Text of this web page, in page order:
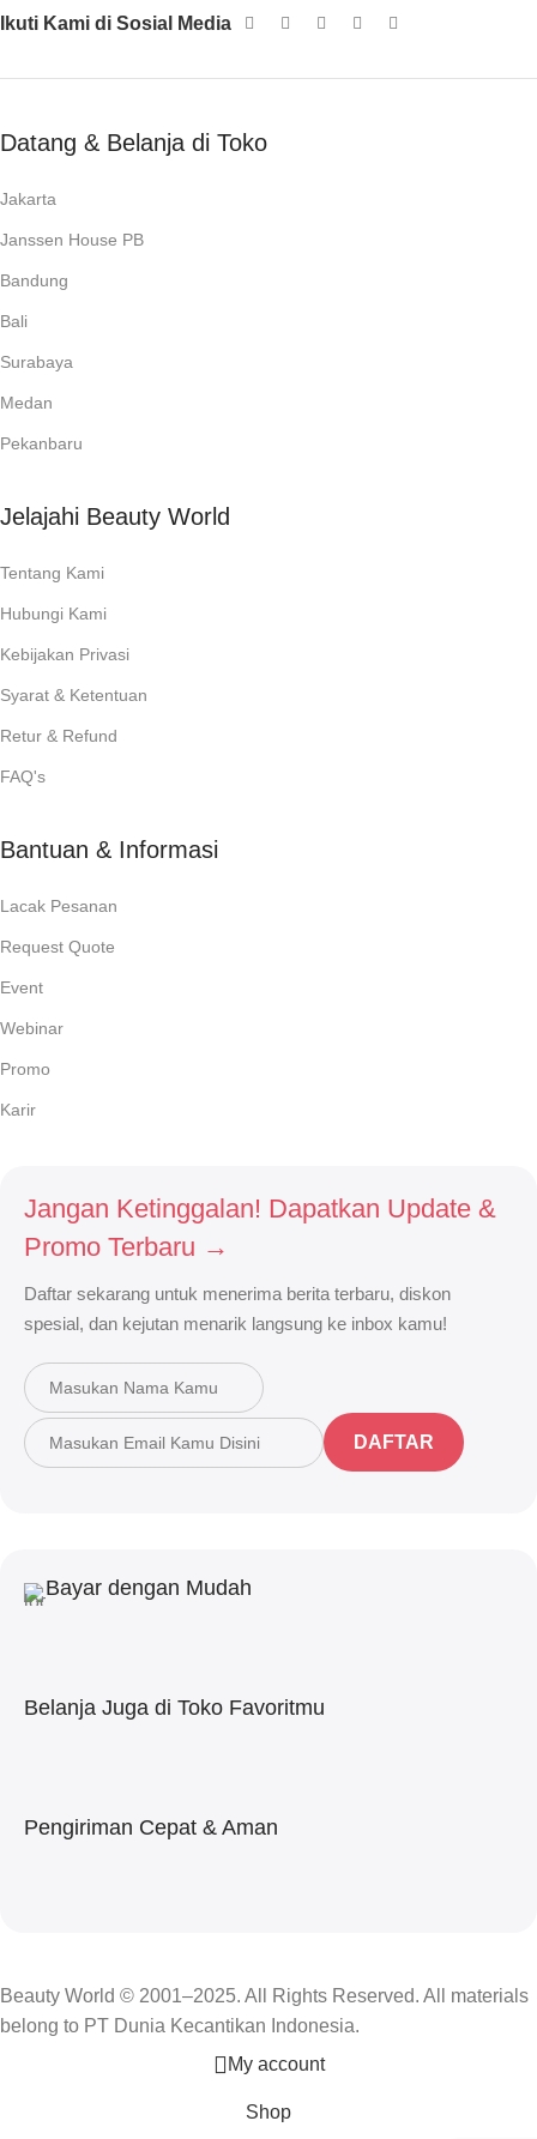
Ikuti Kami di Sosial Media
Datang & Belanja di Toko
Jakarta
Janssen House PB
Bandung
Bali
Surabaya
Medan
Pekanbaru
Jelajahi Beauty World
Tentang Kami
Hubungi Kami
Kebijakan Privasi
Syarat & Ketentuan
Retur & Refund
FAQ's
Bantuan & Informasi
Lacak Pesanan
Request Quote
Event
Webinar
Promo
Karir
Jangan Ketinggalan! Dapatkan Update &
Promo Terbaru →
Daftar sekarang untuk menerima berita terbaru, diskon
spesial, dan kejutan menarik langsung ke inbox kamu!
DAFTAR
Bayar dengan Mudah
Belanja Juga di Toko Favoritmu
Pengiriman Cepat & Aman
Beauty World © 2001–2025. All Rights Reserved. All materials
belong to PT Dunia Kecantikan Indonesia.
My account
Shop